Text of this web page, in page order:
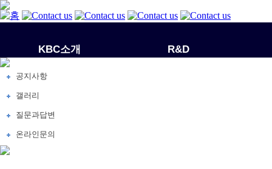
KBC소개 R&D
공지사항
갤러리
질문과답변
온라인문의